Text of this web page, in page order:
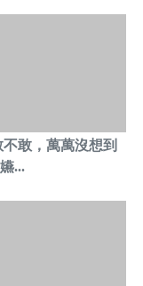
敢，萬萬沒想到
...